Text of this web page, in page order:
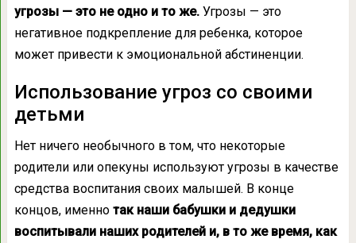
угрозы — это не одно и то же.Угрозы — это
негативное подкрепление для ребенка, которое
может привести к эмоциональной абстиненции.
Использование угроз со своими
детьми
Нет ничего необычного в том, что некоторые
родители или опекуны используют угрозы в качестве
средства воспитания своих малышей. В конце
концов, именнотак наши бабушки и дедушки
воспитывали наших родителей и, в то же время, как